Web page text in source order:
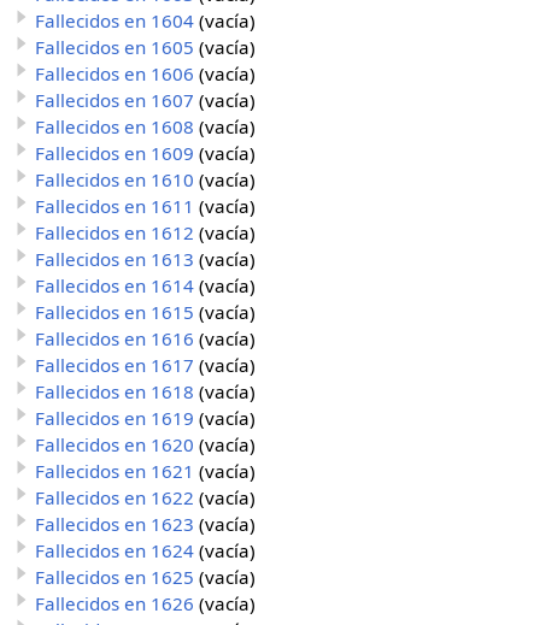
Fallecidos en 1604 (vacía)
Fallecidos en 1605 (vacía)
Fallecidos en 1606 (vacía)
Fallecidos en 1607 (vacía)
Fallecidos en 1608 (vacía)
Fallecidos en 1609 (vacía)
Fallecidos en 1610 (vacía)
Fallecidos en 1611 (vacía)
Fallecidos en 1612 (vacía)
Fallecidos en 1613 (vacía)
Fallecidos en 1614 (vacía)
Fallecidos en 1615 (vacía)
Fallecidos en 1616 (vacía)
Fallecidos en 1617 (vacía)
Fallecidos en 1618 (vacía)
Fallecidos en 1619 (vacía)
Fallecidos en 1620 (vacía)
Fallecidos en 1621 (vacía)
Fallecidos en 1622 (vacía)
Fallecidos en 1623 (vacía)
Fallecidos en 1624 (vacía)
Fallecidos en 1625 (vacía)
Fallecidos en 1626 (vacía)